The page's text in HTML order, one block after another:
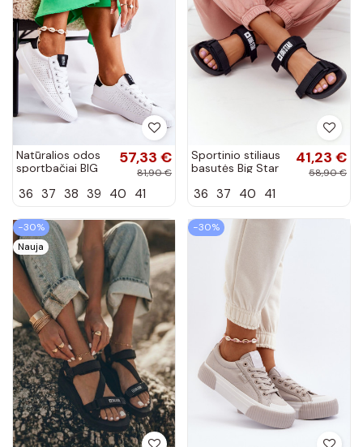
Natūralios odos
sportbačiai BIG
Baltos-juodos
57,33 €
81,90 €
36 37 38 39 40 41
Sportinio stiliaus
basutės Big Star
juodos spalvos
41,23 €
58,90 €
36 37 40 41
−30%
Nauja
−30%